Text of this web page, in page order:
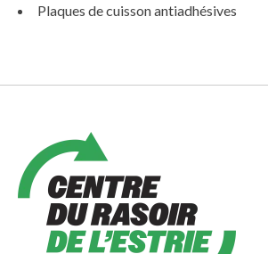
Plaques de cuisson antiadhésives